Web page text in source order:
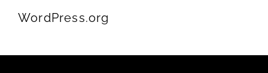
WordPress.org